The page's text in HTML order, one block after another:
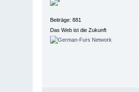
Beiträge: 881
Das Web ist die Zukunft